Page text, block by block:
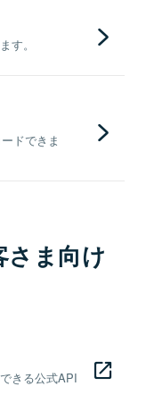
す。
ドできま
さま向け
きる公式API